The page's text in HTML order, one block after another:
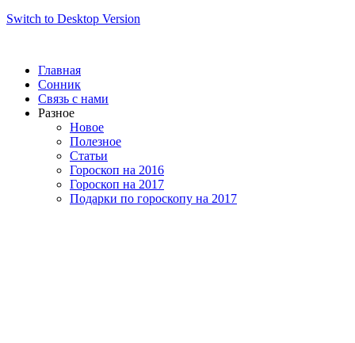
Switch to Desktop Version
Главная
Сонник
Связь с нами
Разное
Новое
Полезное
Статьи
Гороскоп на 2016
Гороскоп на 2017
Подарки по гороскопу на 2017